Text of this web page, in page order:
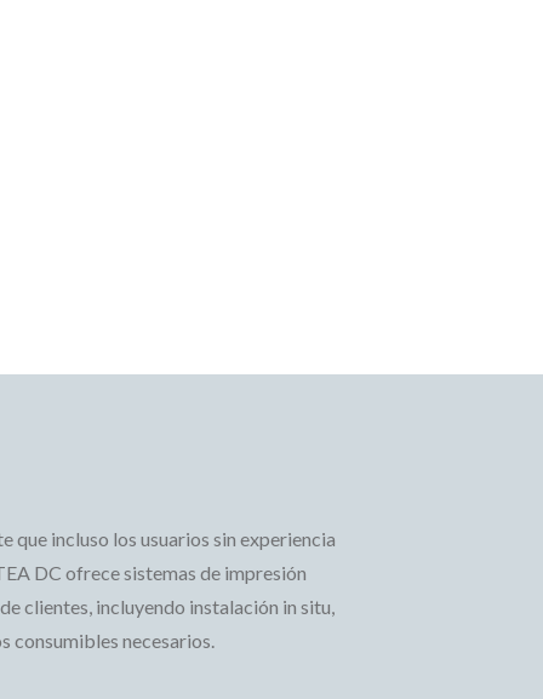
que incluso los usuarios sin experiencia
DC ofrece sistemas de impresión
clientes, incluyendo instalación in situ,
consumibles necesarios.